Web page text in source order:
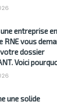
entreprise en
RNE vous
dossier
Voici
une solide